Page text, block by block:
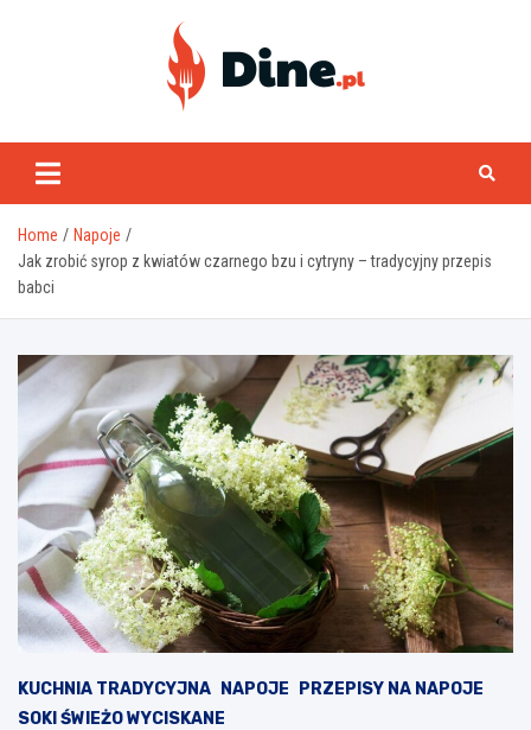
www.dine.pl
Home
Napoje
Jak zrobić syrop z kwiatów czarnego bzu i cytryny – tradycyjny przepis
babci
KUCHNIA TRADYCYJNA NAPOJE
PRZEPISY NA NAPOJE
SOKI ŚWIEŻO WYCISKANE